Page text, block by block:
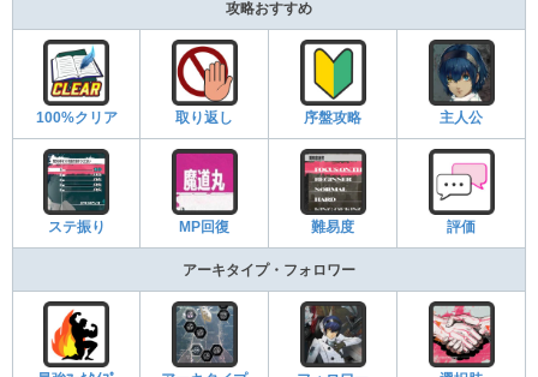
攻略おすすめ
100%クリア 取り返し 序盤攻略 主人公
ステ振り MP回復 難易度 評価
アーキタイプ・フォロワー